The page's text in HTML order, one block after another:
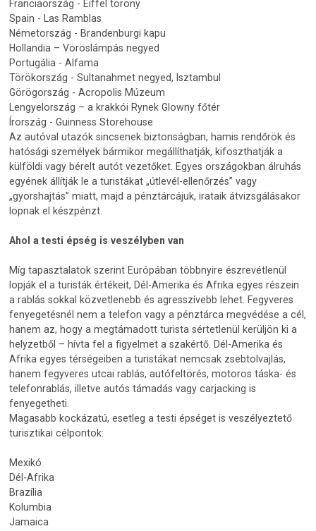
Franciaország - Eiffel torony
Spain - Las Ramblas
Németország - Brandenburgi kapu
Hollandia – Vöröslámpás negyed
Portugália - Alfama
Törökország - Sultanahmet negyed, Isztambul
Görögország - Acropolis Múzeum
Lengyelország – a krakkói Rynek Glowny főtér
Írország - Guinness Storehouse
Az autóval utazók sincsenek biztonságban, hamis rendőrök és
hatósági személyek bármikor megállíthatják, kifoszthatják a
külföldi vagy bérelt autót vezetőket. Egyes országokban álruhás
egyének állítják le a turistákat „útlevél-ellenőrzés” vagy
„gyorshajtás” miatt, majd a pénztárcájuk, irataik átvizsgálásakor
lopnak el készpénzt.
Ahol a testi épség is veszélyben van
Míg tapasztalatok szerint Európában többnyire észrevétlenül
lopják el a turisták értékeit, Dél-Amerika és Afrika egyes részein
a rablás sokkal közvetlenebb és agresszívebb lehet. Fegyveres
fenyegetésnél nem a telefon vagy a pénztárca megvédése a cél,
hanem az, hogy a megtámadott turista sértetlenül kerüljön ki a
helyzetből – hívta fel a figyelmet a szakértő. Dél-Amerika és
Afrika egyes térségeiben a turistákat nemcsak zsebtolvajlás,
hanem fegyveres utcai rablás, autófeltörés, motoros táska- és
telefonrablás, illetve autós támadás vagy carjacking is
fenyegetheti.
Magasabb kockázatú, esetleg a testi épséget is veszélyeztető
turisztikai célpontok:
Mexikó
Dél-Afrika
Brazília
Kolumbia
Jamaica